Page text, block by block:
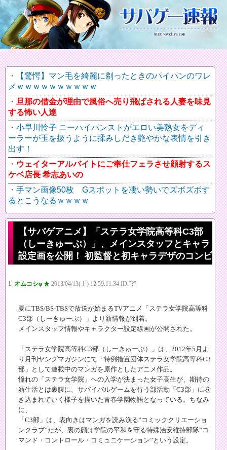
【驚愕】マン毛を綺麗に剃ったときのパイパンのワレ
メｗｗｗｗｗｗｗｗｗｗ
旦那の借金が理由で風俗へ売り飛ばされる人妻を味見
する怖い人達
小早川怜子 ニーハイパンストがエロい美熟女をディ
ーラーが玉を扱うように揉みしだき艶やかな表情を引き
出す！
ウェイターアルバイトにご奉仕フェラさせ顔射するス
ケベ店長 希志あいの
手マン画像50枚 Gスポットを凄い勢いでズボズボす
るとこうなるｗｗｗｗ
【サバゲアニメ】「ステラ女学院高等科C3部
（しーきゅーぶ）」、メインスタッフとキャラ
設定画を公開！ 初監督と初キャラデザのコンビ
1: オムコシφ ★ 2013/04/13(土) 12:59:11.34 ID:???
夏にTBS/BS-TBSで放送が始まるTVアニメ「ステラ女学院高等科
C3部（しーきゅーぶ）」より新情報が到着。
メインスタッフ情報やキャラクター設定線画が公開された。
「ステラ女学院高等科C3部（しーきゅーぶ）」は、2012年5月よ
り月刊ヤングマガジンにて「特例措置団体ステラ女学院高等科C3
部」として連載中のマンガを原作としたアニメ作品。
憧れの「ステラ女学院」への入学が決まった女子高生が、期待の
新生活とは裏腹に、サバイバルゲームを行う部活動「C3部」に巻
き込まれていく様子を描いた青春学園物語となっている。ちなみ
に、
「C3部」は、表向きはマンガを読み漁る”コミッククリエーショ
ンクラブ”だが、裏の顔は学院の平和を守る特殊治安維持部隊”コ
マンド・コントロール・コミュニケーション”という設定。